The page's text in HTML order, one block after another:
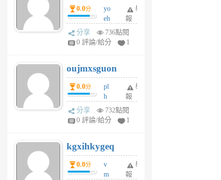
m
v
A
V
個
月
前
0.0分
yo
eh
ld
gy
個
月
前
舉
報
分享
736點閱
0 評論/給分
1
oujmxsguon
0.0分
pl
h
wi
w
6
個
月
前
舉
報
分享
732點閱
0 評論/給分
1
kgxihkygeq
0.0分
v
m
舉
報